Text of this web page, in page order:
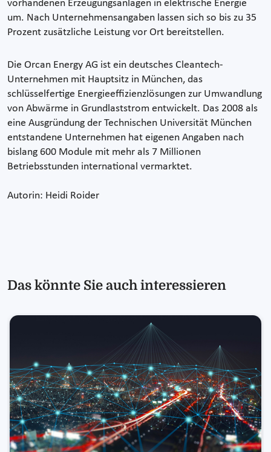
vorhandenen Erzeugungsanlagen in elektrische Energie
um. Nach Unternehmensangaben lassen sich so bis zu 35
Prozent zusätzliche Leistung vor Ort bereitstellen.
Die Orcan Energy AG ist ein deutsches Cleantech-
Unternehmen mit Hauptsitz in München, das
schlüsselfertige Energieeffizienzlösungen zur Umwandlung
von Abwärme in Grundlaststrom entwickelt. Das 2008 als
eine Ausgründung der Technischen Universität München
entstandene Unternehmen hat eigenen Angaben nach
bislang 600 Module mit mehr als 7 Millionen
Betriebsstunden international vermarktet.
Autorin: Heidi Roider
Das könnte Sie auch interessieren